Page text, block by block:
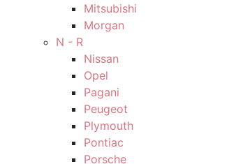
Mitsubishi
Morgan
N - R
Nissan
Opel
Pagani
Peugeot
Plymouth
Pontiac
Porsche